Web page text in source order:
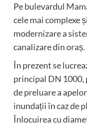
Pe bulevardul
cele mai complexe
modernizare a
canalizare din oraș.
În prezent se
principal DN 1000,
de preluare a
inundații în caz de
Înlocuirea cu